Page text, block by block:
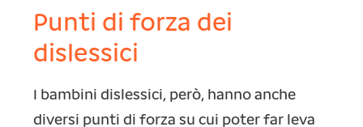
Punti di forza dei
dislessici
I bambini dislessici, però, hanno anche
diversi punti di forza su cui poter far leva